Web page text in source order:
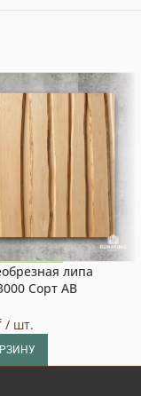
товар! липа
Сорт АВ
/ шт.